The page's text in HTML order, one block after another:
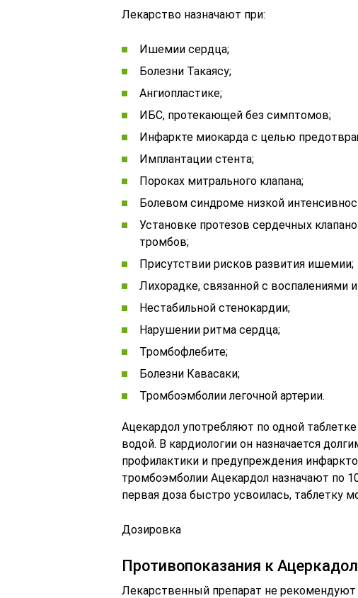
Лекарство назначают при:
Ишемии сердца;
Болезни Такаясу;
Ангиопластике;
ИБС, протекающей без симптомов;
Инфаркте миокарда с целью
Имплантации стента;
Пороках митрального клапана;
Болевом синдроме низкой
Установке протезов сердечных
тромбов;
Присутствии рисков развития ишемии;
Лихорадке, связанной с воспалениями
Нестабильной стенокардии;
Нарушении ритма сердца;
Тромбофлебите;
Болезни Кавасаки;
Тромбоэмболии легочной артерии.
Ацекардол употребляют по одной
водой. В кардиологии он назначается
профилактики и предупреждения
тромбоэмболии Ацекардол назначают по
первая доза быстро усвоилась, таблетку
Дозировка
Противопоказания к
Лекарственный препарат не рекомендуют